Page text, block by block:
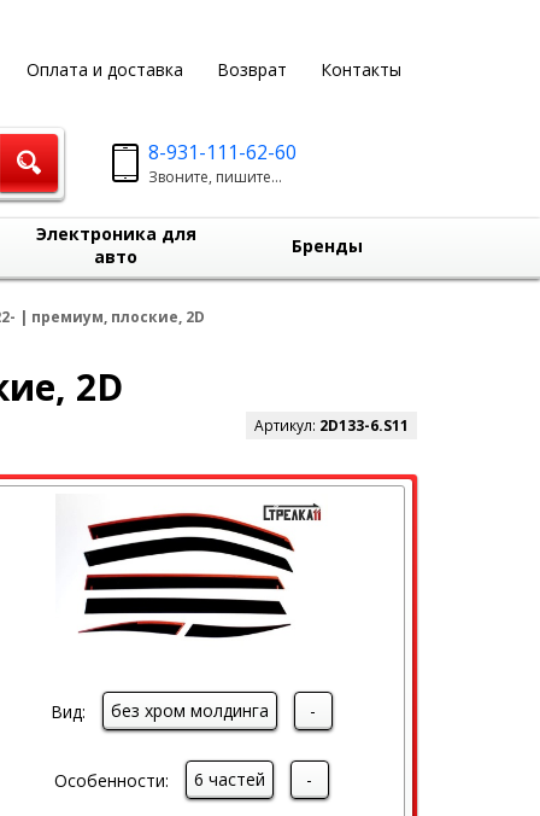
Оплата и доставка Возврат Контакты
8-931-111-62-60
Звоните, пишите...
Электроника для
авто
Бренды
| премиум, плоские, 2D
2D
Артикул: 2D133-6.S11
Вид: без хром молдинга -
Особенности: 6 частей -